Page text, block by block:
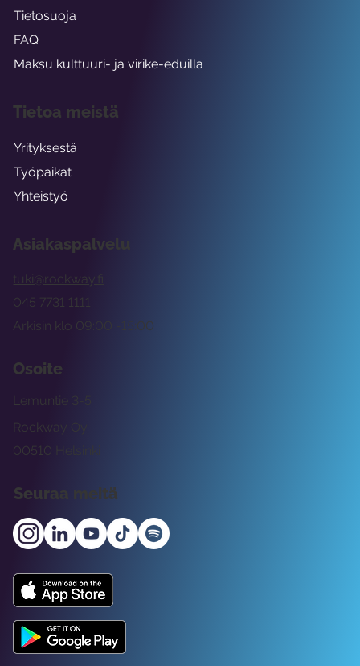
Asiakaspalvelu
tuki@rockway.fi
Arkisin klo 09:00 -15:00
045 7731 1111
Osoite
Rockway Oy
Lemuntie 3-5
00510 Helsinki
Seuraa meitä
Tietosuoja
FAQ
Maksu kulttuuri- ja virike-eduilla
Tietoa meistä
Yrityksestä
Työpaikat
Yhteistyö